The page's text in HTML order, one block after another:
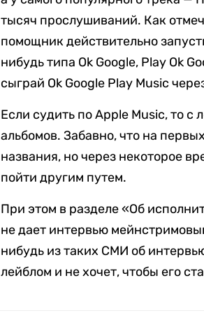
тысяч прослушиваний. Как
помощник действительно
нибудь типа Ok Google, Play Ok
сыграй Ok Google Play Music
Если судить по Apple Music, то с
альбомов. Забавно, что на
названия, но через некоторое
пойти другим путем.
При этом в разделе «Об
не дает интервью
нибудь из таких СМИ об
лейблом и не хочет, чтобы его